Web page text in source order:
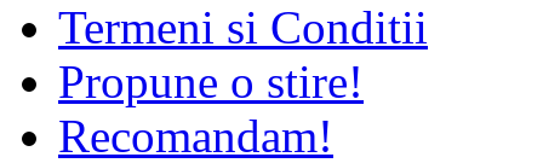
Termeni si Conditii
Propune o stire!
Recomandam!